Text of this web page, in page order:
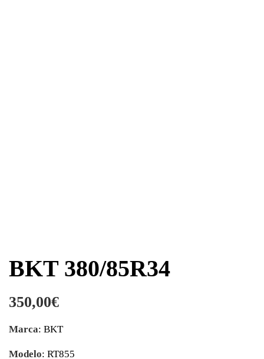
BKT 380/85R34
350,00€
Marca: BKT
Modelo: RT855